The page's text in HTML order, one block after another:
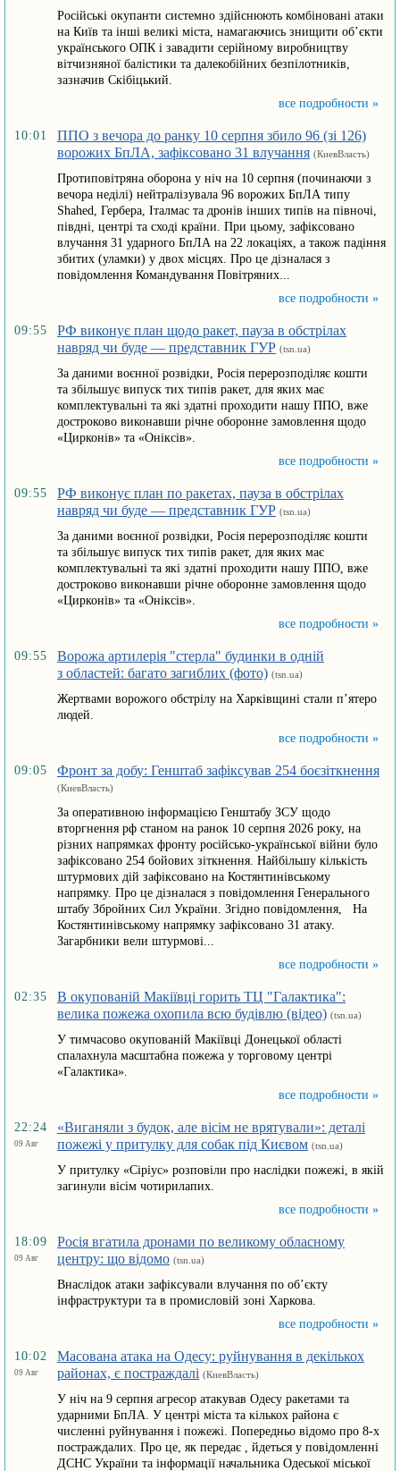
Російські окупанти системно здійснюють комбіновані атаки
на Київ та інші великі міста, намагаючись знищити об’єкти
українського ОПК і завадити серійному виробництву
вітчизняної балістики та далекобійних безпілотників,
зазначив Скібіцький.
все подробности »
10:01
ППО з вечора до ранку 10 серпня збило 96 (зі 126)
ворожих БпЛА, зафіксовано 31 влучання (КиевВласть)
Протиповітряна оборона у ніч на 10 серпня (починаючи з
вечора неділі) нейтралізувала 96 ворожих БпЛА типу
Shahed, Гербера, Італмас та дронів інших типів на півночі,
півдні, центрі та сході країни. При цьому, зафіксовано
влучання 31 ударного БпЛА на 22 локаціях, а також падіння
збитих (уламки) у двох місцях. Про це дізналася з
повідомлення Командування Повітряних...
все подробности »
09:55
РФ виконує план щодо ракет, пауза в обстрілах
навряд чи буде — представник ГУР (tsn.ua)
За даними воєнної розвідки, Росія перерозподіляє кошти
та збільшує випуск тих типів ракет, для яких має
комплектувальні та які здатні проходити нашу ППО, вже
достроково виконавши річне оборонне замовлення щодо
«Цирконів» та «Оніксів».
все подробности »
09:55
РФ виконує план по ракетах, пауза в обстрілах
навряд чи буде — представник ГУР (tsn.ua)
За даними воєнної розвідки, Росія перерозподіляє кошти
та збільшує випуск тих типів ракет, для яких має
комплектувальні та які здатні проходити нашу ППО, вже
достроково виконавши річне оборонне замовлення щодо
«Цирконів» та «Оніксів».
все подробности »
09:55
Ворожа артилерія "стерла" будинки в одній
з областей: багато загиблих (фото) (tsn.ua)
Жертвами ворожого обстрілу на Харківщині стали п’ятеро
людей.
все подробности »
09:05 Фронт за добу: Генштаб зафіксував 254 боєзіткнення
(КиевВласть)
За оперативною інформацією Генштабу ЗСУ щодо
вторгнення рф станом на ранок 10 серпня 2026 року, на
різних напрямках фронту російсько-української війни було
зафіксовано 254 бойових зіткнення. Найбільшу кількість
штурмових дій зафіксовано на Костянтинівському
напрямку. Про це дізналася з повідомлення Генерального
штабу Збройних Сил України. Згідно повідомлення, На
Костянтинівському напрямку зафіксовано 31 атаку.
Загарбники вели штурмові...
все подробности »
02:35
В окупованій Макіївці горить ТЦ "Галактика":
велика пожежа охопила всю будівлю (відео) (tsn.ua)
У тимчасово окупованій Макіївці Донецької області
спалахнула масштабна пожежа у торговому центрі
«Галактика».
все подробности »
22:24
09 Авг
«Виганяли з будок, але вісім не врятували»: деталі
пожежі у притулку для собак під Києвом (tsn.ua)
У притулку «Сіріус» розповіли про наслідки пожежі, в якій
загинули вісім чотирилапих.
все подробности »
18:09
09 Авг
Росія вгатила дронами по великому обласному
центру: що відомо (tsn.ua)
Внаслідок атаки зафіксували влучання по об’єкту
інфраструктури та в промисловій зоні Харкова.
все подробности »
10:02
09 Авг
Масована атака на Одесу: руйнування в декількох
районах, є постраждалі (КиевВласть)
У ніч на 9 серпня агресор атакував Одесу ракетами та
ударними БпЛА. У центрі міста та кількох района є
численні руйнування і пожежі. Попередньо відомо про 8-х
постраждалих. Про це, як передає , йдеться у повідомленні
ДСНС України та інформації начальника Одеської міської